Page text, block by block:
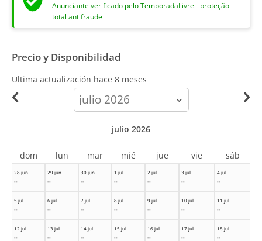
Anunciante verificado pelo TemporadaLivre - proteção
total antifraude
Precio y Disponibilidad
Ultima actualización hace 8 meses
calendar-
month
28 jun
--
29 jun
--
30 jun
--
1 jul
--
2 jul
--
3 jul
--
4 jul
--
5 jul
--
6 jul
--
7 jul
--
8 jul
--
9 jul
--
10 jul
--
11 jul
--
12 jul
--
13 jul
--
14 jul
--
15 jul
--
16 jul
--
17 jul
--
18 jul
--
julio 2026
dom lun mar mié jue vie sáb